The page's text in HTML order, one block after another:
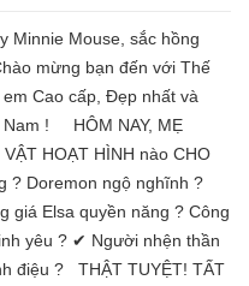
Minnie Mouse, sắc hồng
mừng bạn đến với Thế
Cao cấp, Đẹp nhất và
Nam ! HÔM NAY, MẸ
HOẠT HÌNH nào CHO
? Doremon ngộ nghĩnh ?
giá Elsa quyền năng ? Công
yêu ? ✔ Người nhện thần
điệu ? THẬT TUYỆT! TẤT